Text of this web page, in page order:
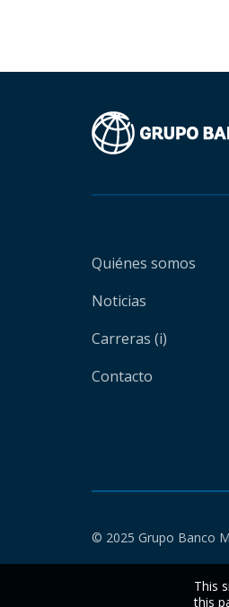
Quiénes somos
Noticias
Carreras (i)
Contacto
© 2025 Grupo Banco
This
this